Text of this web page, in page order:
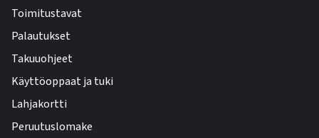
Toimitustavat
Palautukset
Takuuohjeet
Käyttöoppaat ja tuki
Lahjakortti
Peruutuslomake